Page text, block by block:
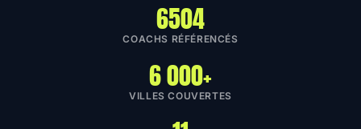
6504
COACHS RÉFÉRENCÉS
6 000+
VILLES COUVERTES